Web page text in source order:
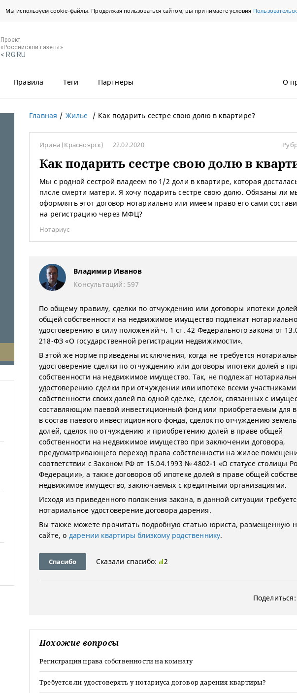
Мы используем cookie-файлы. Продолжая пользоваться сайтом, вы принимаете условия
Проект
«Российской газеты»
< RG.RU
Правила Теги Партнеры О
Главная Жилье Как подарить сестре свою долю в квартире?
Ирина (Красноярск) 22.02.2020
Как подарить сестре свою долю в
Мы с родной сестрой владеем по 1/2 доли в квартире, которая
плсле смерти матери. Я хочу подарить сестре свою долю. Обязаны ли
оформлять этот договор нотариально или имеем право его сами
на регистрацию через МФЦ?
Нотариус
Владимир Иванов
Консультаций: 597
По общему правилу, сделки по отчуждению или договоры ипотеки
общей собственности на недвижимое имущество подлежат
удостоверению в силу положений ч. 1 ст. 42 Федерального закона от
218-ФЗ «О государственной регистрации недвижимости».
В этой же норме приведены исключения, когда не требуется
удостоверение сделки по отчуждению или договоры ипотеки долей в
собственности на недвижимое имущество. Так, не подлежат
удостоверению сделки при отчуждении или ипотеке всеми
собственности своих долей по одной сделке, сделок, связанных с
составляющим паевой инвестиционный фонд или приобретаемым для
в состав паевого инвестиционного фонда, сделок по отчуждению
долей, сделок по отчуждению и приобретению долей в праве общей
собственности на недвижимое имущество при заключении договора,
предусматривающего переход права собственности на жилое
соответствии с Законом РФ от 15.04.1993 № 4802-1 «О статусе столицы
Федерации», а также договоров об ипотеке долей в праве общей
недвижимое имущество, заключаемых с кредитными организациями.
Исходя из приведенного положения закона, в данной ситуации
нотариальное удостоверение договора дарения.
Вы также можете прочитать подробную статью юриста, размещенную
сайте, о дарении квартиры близкому родственнику.
Спасибо Сказали спасибо: 2
Поделиться:
Похожие вопросы
Регистрация права собственности на комнату
Требуется ли удостоверять у нотариуса договор дарения квартиры?